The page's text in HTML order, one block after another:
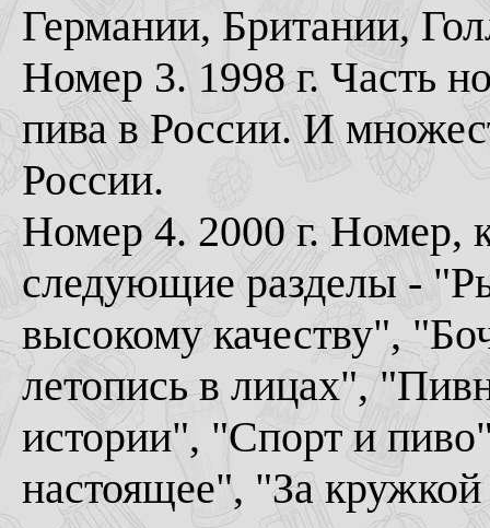
Германии, Британии,
Номер 3. 1998 г. Часть
пива в России. И
России.
Номер 4. 2000 г. Номер,
следующие разделы -
высокому качеству",
летопись в лицах",
истории", "Спорт и
настоящее", "За